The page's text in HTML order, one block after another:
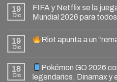
19
Dic
FIFA y Netflix se la
Mundial 2026 para
19
Dic
Riot apunta a un
18
Dic
Pokémon GO 2026
legendarios, Dinamax y